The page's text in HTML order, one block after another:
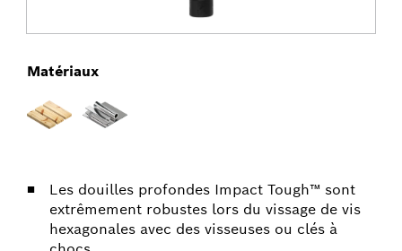
Les douilles profondes Impact Tough™ sont
extrêmement robustes lors du vissage de vis
hexagonales avec des visseuses ou clés à
Matériaux